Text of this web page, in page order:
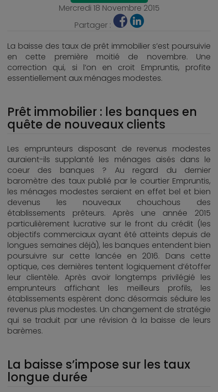
Mercredi 18 Novembre 2015
Partager :
La baisse des taux de prêt immobilier s’est poursuivie
en cette première moitié de novembre. Une
correction qui, si l’on en croit Empruntis, profite
essentiellement aux ménages modestes.
Prêt immobilier : les banques en
quête de nouveaux clients
Les emprunteurs disposant de revenus modestes
auraient-ils supplanté les ménages aisés dans le
coeur des banques ? Au regard du dernier
baromètre des taux publié par le courtier Empruntis,
les ménages modestes seraient en effet bel et bien
devenus les nouveaux chouchous des
établissements prêteurs. Après une année 2015
particulièrement lucrative sur le front du crédit (les
objectifs commerciaux ayant été atteints depuis de
longues semaines déjà), les banques entendent bien
poursuivre sur cette lancée en 2016. Dans cette
optique, ces dernières tentent logiquement d’étoffer
leur clientèle. Après avoir longtemps privilégié les
emprunteurs affichant les meilleurs profils, les
établissements espèrent donc désormais séduire les
revenus plus modestes. Un changement de stratégie
qui se traduit par une révision à la baisse de leurs
barèmes.
La baisse s’impose sur les taux
longue durée